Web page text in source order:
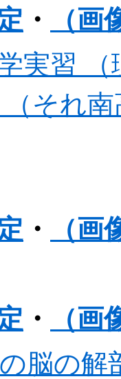
・
（画
実習
（それ
・ （画
・
（画
脳の解